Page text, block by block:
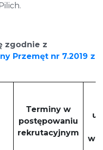
zgodnie z
Przemęt nr 7.2019 z
Terminy w
postępowaniu
rekrutacyjnym